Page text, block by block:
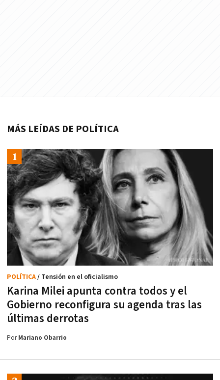
MÁS LEÍDAS DE POLÍTICA
Karina Milei apunta contra todos y el
Gobierno reconfigura su agenda tras las
últimas derrotas
POLÍTICA/ Tensión en el oficialismo
PorMariano Obarrio